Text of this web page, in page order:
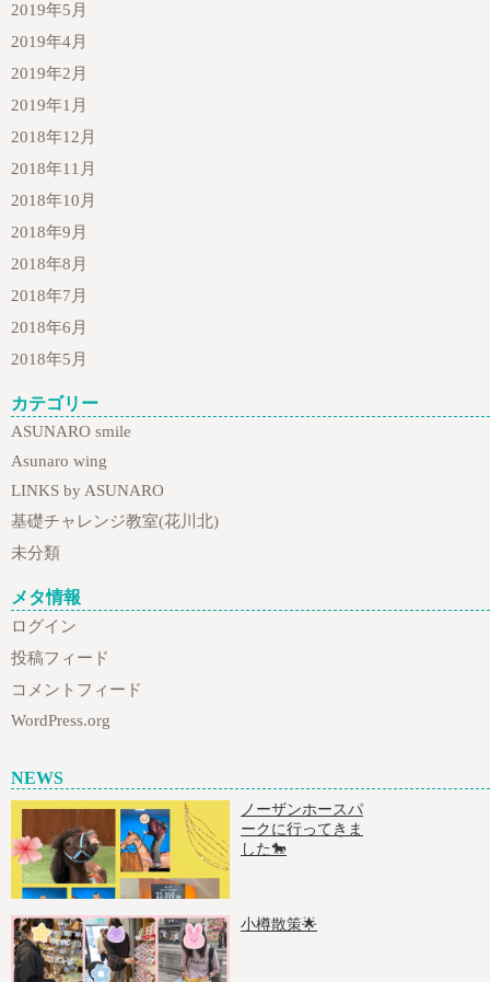
2019年5月
2019年4月
2019年2月
2019年1月
2018年12月
2018年11月
2018年10月
2018年9月
2018年8月
2018年7月
2018年6月
2018年5月
カテゴリー
ASUNARO smile
Asunaro wing
LINKS by ASUNARO
基礎チャレンジ教室(花川北)
未分類
メタ情報
ログイン
投稿フィード
コメントフィード
WordPress.org
NEWS
ノーザンホースパ
ークに行ってきま
した🐎
小樽散策🌟